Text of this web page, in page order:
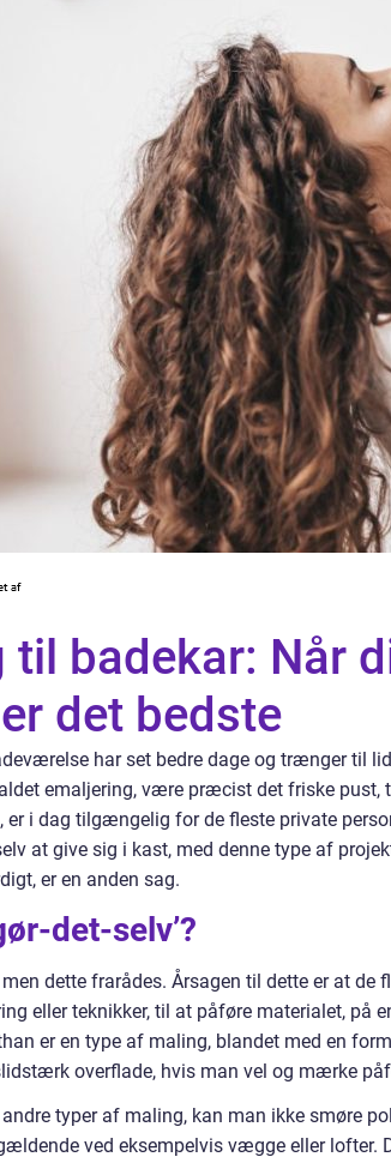
til badekar: Når
det bedste
har set bedre dage og trænger til
emaljering, være præcist det friske pust,
er i dag tilgængelig for de fleste private
at give sig i kast, med denne type af
er en anden sag.
det-selv’?
dette frarådes. Årsagen til dette er at de
eller teknikker, til at påføre materialet, på
er en type af maling, blandet med en
overflade, hvis man vel og mærke
typer af maling, kan man ikke smøre
ved eksempelvis vægge eller lofter.